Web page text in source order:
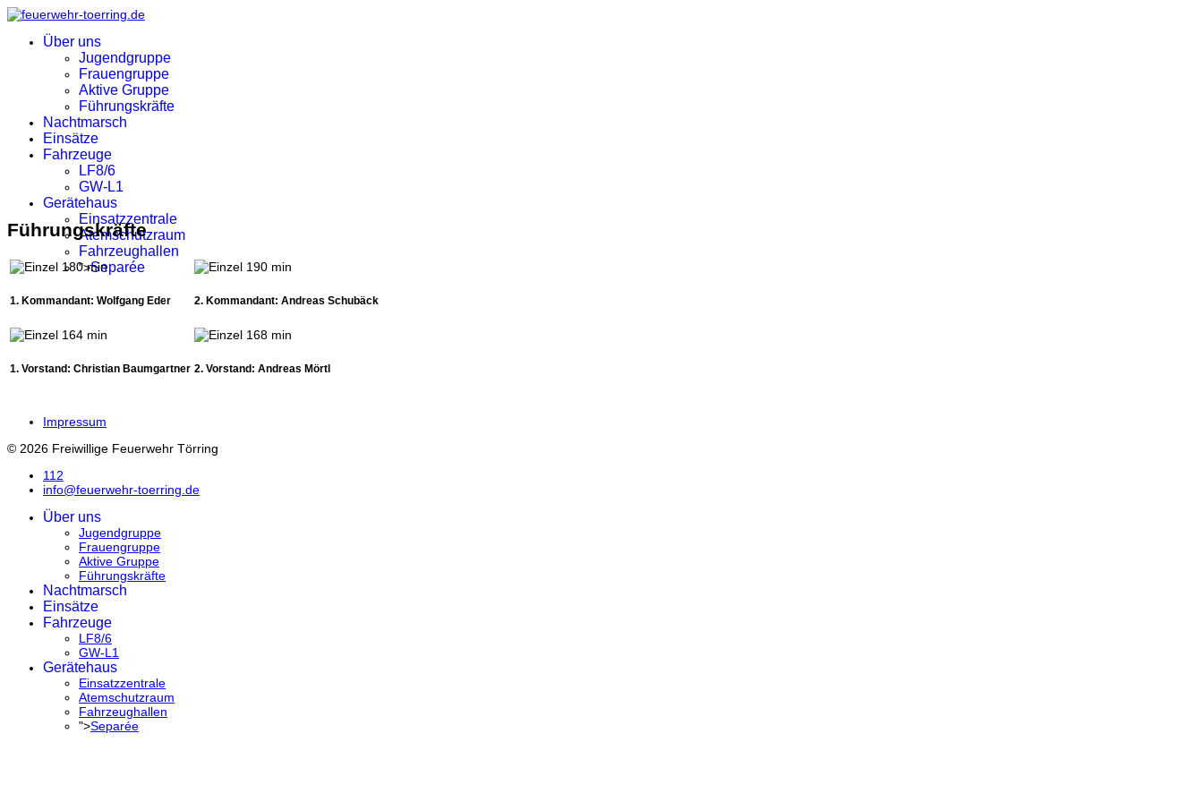
Über uns
Jugendgruppe
Frauengruppe
Aktive Gruppe
Führungskräfte
Nachtmarsch
Einsätze
Fahrzeuge
LF8/6
GW-L1
Gerätehaus
Einsatzzentrale
Atemschutzraum
Fahrzeughallen
">Separée
Führungskräfte
1. Kommandant: Wolfgang Eder 2. Kommandant: Andreas Schubäck
1. Vorstand: Christian Baumgartner 2. Vorstand: Andreas Mörtl
Impressum
© 2026 Freiwillige Feuerwehr Törring
112
info@feuerwehr-toerring.de
Über uns
Jugendgruppe
Frauengruppe
Aktive Gruppe
Führungskräfte
Nachtmarsch
Einsätze
Fahrzeuge
LF8/6
GW-L1
Gerätehaus
Einsatzzentrale
Atemschutzraum
Fahrzeughallen
">Separée